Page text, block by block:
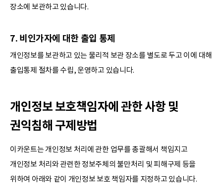
장소에 보관하고 있습니다.
7. 비인가자에 대한 출입 통제
개인정보를 보관하고 있는 물리적 보관 장소를 별도로 두고 이에 대해
출입통제 절차를 수립, 운영하고 있습니다.
개인정보 보호책임자에 관한 사항 및
권익침해 구제방법
이카운트는 개인정보 처리에 관한 업무를 총괄해서 책임지고
개인정보 처리와 관련한 정보주체의 불만처리 및 피해구제 등을
위하여 아래와 같이 개인정보 보호 책임자를 지정하고 있습니다.